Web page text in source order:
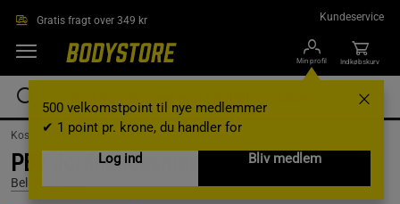
Gratis fragt over 349 kr Kundeservice
Min profil
500 velkomstpoint til nye medlemmer
✔ 1 point pr. krone, du handler for
Log ind
Bliv medlem
Indkøbskurv
Kosttilskud / Madvarer / Frø- og Nøddesmør
PB2 Jordnøddesmørpulver 184 g
Bell Plantation